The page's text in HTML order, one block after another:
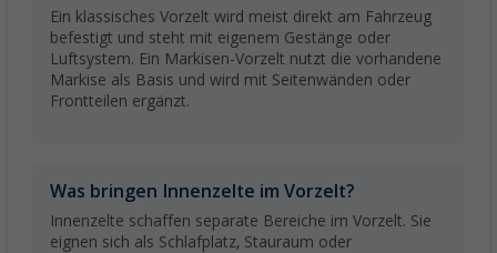
Ein klassisches Vorzelt wird meist direkt am Fahrzeug
befestigt und steht mit eigenem Gestänge oder
Luftsystem. Ein Markisen-Vorzelt nutzt die vorhandene
Markise als Basis und wird mit Seitenwänden oder
Frontteilen ergänzt.
Was bringen Innenzelte im Vorzelt?
Innenzelte schaffen separate Bereiche im Vorzelt. Sie
eignen sich als Schlafplatz, Stauraum oder